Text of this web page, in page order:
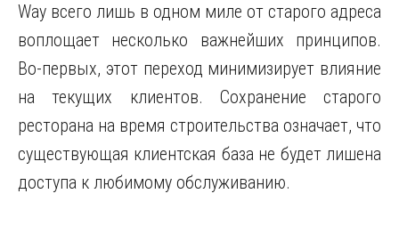
Way всего лишь в одном миле от старого адреса
воплощает несколько важнейших принципов.
Во-первых, этот переход минимизирует влияние
на текущих клиентов. Сохранение старого
ресторана на время строительства означает, что
существующая клиентская база не будет лишена
доступа к любимому обслуживанию.